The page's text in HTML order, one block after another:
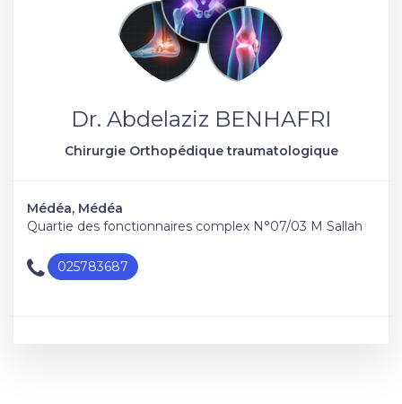
Dr. Abdelaziz BENHAFRI
Chirurgie Orthopédique traumatologique
Médéa, Médéa
Quartie des fonctionnaires complex N°07/03 M Sallah
025783687